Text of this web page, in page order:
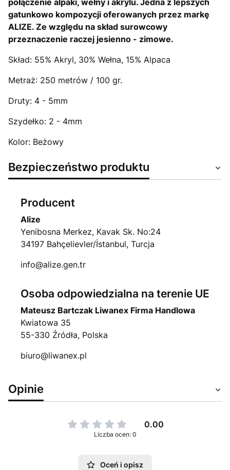
połączenie alpaki, wełny i akrylu. Jedna z lepszych
gatunkowo kompozycji oferowanych przez markę
ALIZE. Ze względu na skład surowcowy
przeznaczenie raczej jesienno - zimowe.
Skład: 55% Akryl, 30% Wełna, 15% Alpaca
Metraż: 250 metrów / 100 gr.
Druty: 4 - 5mm
Szydełko: 2 - 4mm
Kolor: Beżowy
Bezpieczeństwo produktu
Producent
Alize
Yenibosna Merkez, Kavak Sk. No:24
34197 Bahçelievler/İstanbul, Turcja
info@alize.gen.tr
Osoba odpowiedzialna na terenie UE
Mateusz Bartczak Liwanex Firma Handlowa
Kwiatowa 35
55-330 Źródła, Polska
biuro@liwanex.pl
Opinie
0.00
Liczba ocen: 0
Oceń i opisz